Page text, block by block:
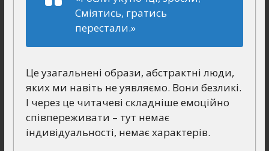
Сміятись, гратись
перестали.»
Це узагальнені образи, абстрактні люди,
яких ми навіть не уявляємо. Вони безликі.
І через це читачеві складніше емоційно
співпереживати – тут немає
індивідуальності, немає характерів.